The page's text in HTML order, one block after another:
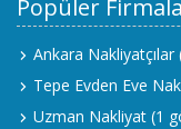
Popüler
Ankara Nakliyatçılar
Tepe Evden Eve
Uzman Nakliyat (1